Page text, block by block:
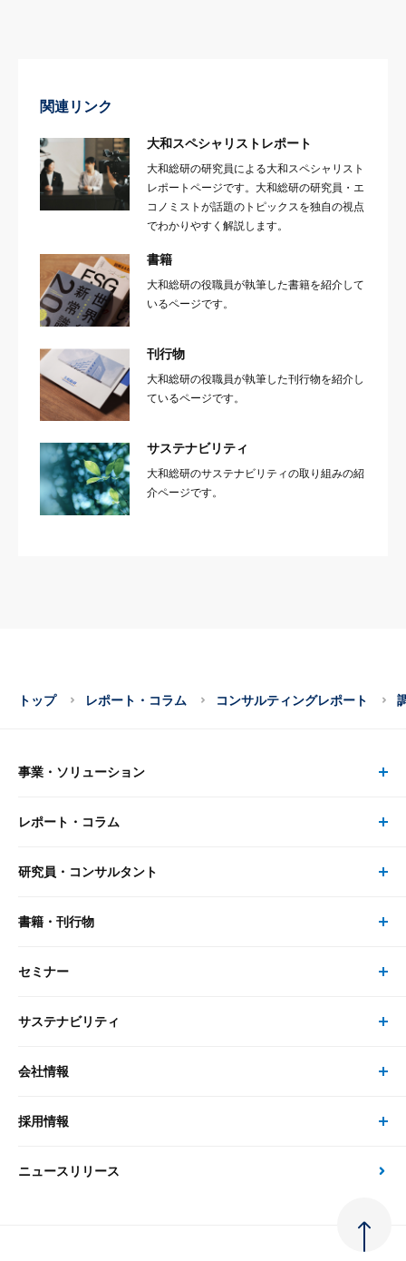
関連リンク
大和スペシャリストレポート
大和総研の研究員による大和スペシャリスト
レポートページです。大和総研の研究員・エ
コノミストが話題のトピックスを独自の視点
でわかりやすく解説します。
書籍
大和総研の役職員が執筆した書籍を紹介して
いるページです。
刊行物
大和総研の役職員が執筆した刊行物を紹介し
ているページです。
サステナビリティ
大和総研のサステナビリティの取り組みの紹
介ページです。
トップ レポート・コラム コンサルティングレポート
事業・ソリューション
事業・ソリューション トップ
リサーチ
大和総研の強み
先端テクノロジーに基づく新たな価値の創出
レポート・コラム
レポート・コラム トップ
最新のレポート・コラム
政策分析
研究員・コンサルタント
研究員・コンサルタント トップ
研究員
書籍・刊行物
書籍・刊行物 トップ
書籍
セミナー
セミナー トップ
現在受付中のセミナー・イベント
サステナビリティ
サステナビリティの取り組み
次世代社会への貢献
会社情報
会社情報 トップ
会社概要・役員一覧
採用情報
採用情報 トップ
ニュースリリース